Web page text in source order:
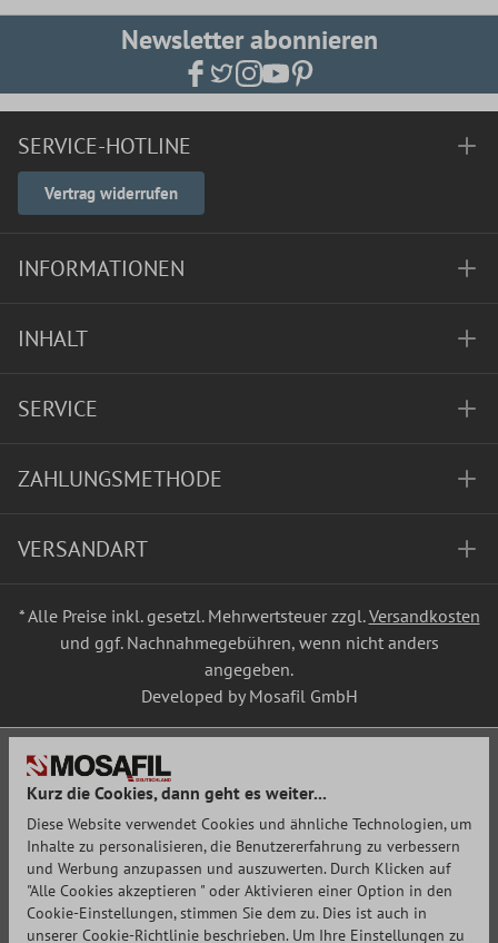
Newsletter abonnieren
SERVICE-HOTLINE
Vertrag widerrufen
INFORMATIONEN
INHALT
SERVICE
ZAHLUNGSMETHODE
VERSANDART
* Alle Preise inkl. gesetzl. Mehrwertsteuer zzgl.Versandkosten
und ggf. Nachnahmegebühren, wenn nicht anders
angegeben.
Developed by Mosafil GmbH
Kurz die Cookies, dann geht es weiter...
Diese Website verwendet Cookies und ähnliche Technologien, um
Inhalte zu personalisieren, die Benutzererfahrung zu verbessern
und Werbung anzupassen und auszuwerten. Durch Klicken auf
"Alle Cookies akzeptieren " oder Aktivieren einer Option in den
Cookie-Einstellungen, stimmen Sie dem zu. Dies ist auch in
unserer Cookie-Richtlinie beschrieben. Um Ihre Einstellungen zu